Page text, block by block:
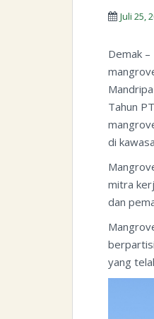
Juli 25,
Demak
Tahun
di
mitra
dan
yang